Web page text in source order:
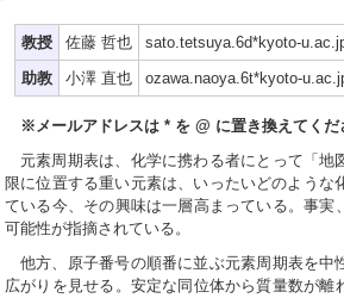
教授 佐藤 哲也
sato.tetsuya.6d*kyoto-
助教
小澤 直也 ozawa.naoya.6t*kyoto-
※メールアドレスは * を @ に置き換えてくだ
元素周期表は、化学に携わる者にとって「
限に位置する重い元素は、いったいどのよう
ている今、その興味は一層高まっている。事
可能性が指摘されている。
他方、原子番号の順番に並ぶ元素周期表を
広がりを見せる。安定な同位体から質量数が